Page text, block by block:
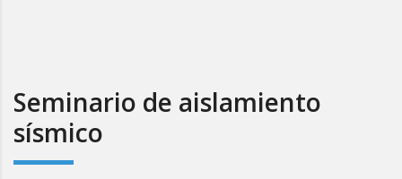
Seminario de aislamiento
sísmico